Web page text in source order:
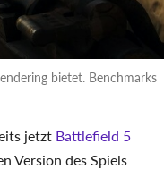
bietet. Benchmarks
jetzt Battlefield 5
Version des Spiels